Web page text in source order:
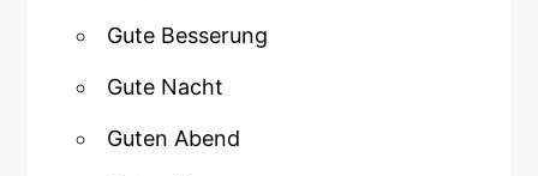
Gute Besserung
Gute Nacht
Guten Abend